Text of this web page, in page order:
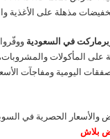
مذهلة على الأغذية
في السعودية
على المأكولات
اليومية ومفاجآت
الحصرية في
بلاش